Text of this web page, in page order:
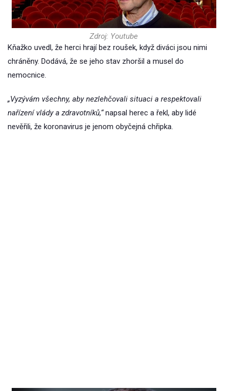
Zdroj: Youtube
Kňažko uvedl, že herci hrají bez roušek, když diváci jsou nimi
chráněny. Dodává, že se jeho stav zhoršil a musel do
nemocnice.
„Vyzývám všechny, aby nezlehčovali situaci a respektovali
nařízení vlády a zdravotníků,“napsal herec a řekl, aby lidé
nevěřili, že koronavirus je jenom obyčejná chřipka.